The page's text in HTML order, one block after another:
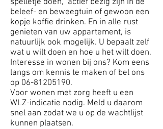
spelletje doen, actief bezig zijn in de
beleef- en beweegtuin of gewoon een
kopje koffie drinken. En in alle rust
genieten van uw appartement, is
natuurlijk ook mogelijk. U bepaalt zelf
wat u wilt doen en hoe u het wilt doen.
Interesse in wonen bij ons? Kom eens
langs om kennis te maken of bel ons
op 06-81205190.
Voor wonen met zorg heeft u een
WLZ-indicatie nodig. Meld u daarom
snel aan zodat we u op de wachtlijst
kunnen plaatsen.